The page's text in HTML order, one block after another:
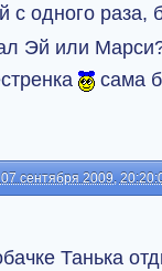
с одного
Эй или
сама
сентября 2009,
Танька